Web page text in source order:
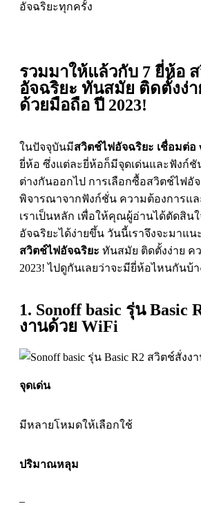
อัจฉริยะทุกครั้ง
รวมมาให้แล้วกับ 7 ยี่ห้อ
อัจฉริยะ ทันสมัย ติดตั้งง่
ด้วยมือถือ ปี 2023!
ในปัจจุบันมีสวิตช์ไฟอัจฉริยะ เชื่อมต่อ
ยี่ห้อ ซึ่งแต่ละยี่ห้อก็มีจุดเด่นและฟังก์ชั
ต่างกันออกไป การเลือกซื้อสวิตช์ไฟอั
พิจารณาจากฟังก์ชั่น ความต้องการแ
เราเป็นหลัก เพื่อให้คุณผู้อ่านได้ตัดสิน
อัจฉริยะได้ง่ายขึ้น วันนี้เราจึงจะมาแน
สวิตช์ไฟอัจฉริยะ ทันสมัย ติดตั้งง่าย ค
2023! ไปดูกันเลยว่าจะมียี่ห้อไหนกันบ้า
1. Sonoff basic รุ่น Basic
งานด้วย WiFi
จุดเด่น
มีหลายโหมดให้เลือกใช้
ปริมาณหลุม
–